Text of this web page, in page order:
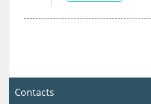
Contacts